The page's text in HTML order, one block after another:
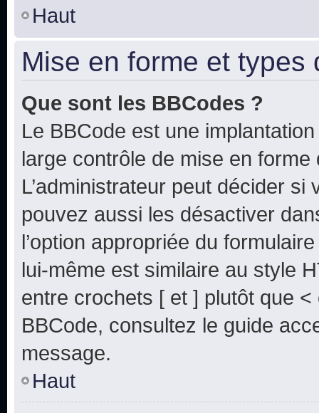
Haut
Mise en forme et types
Que sont les BBCodes ?
Le BBCode est une
large contrôle de mise en forme
L’administrateur peut décider
pouvez aussi les désactiver
l’option appropriée du
lui-même est similaire au style
entre crochets [ et ] plutôt que
BBCode, consultez le guide
message.
Haut